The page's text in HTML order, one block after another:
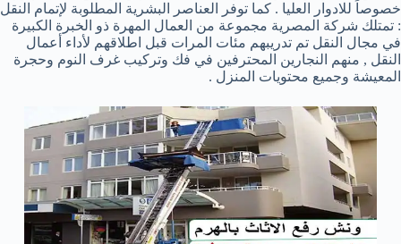
خصوصاً للادوار العليا . كما توفر العناصر البشرية المطلوبة لإتمام النقل
: تمتلك شركة المصرية مجموعة من العمال المهرة ذو الخبرة الكبيرة
في مجال النقل تم تدريبهم مئات المرات قبل اطلاقهم لأداء أعمال
النقل , منهم النجارين المحترفين في فك وتركيب غرف النوم وحجرة
المعيشة وجميع محتويات المنزل .